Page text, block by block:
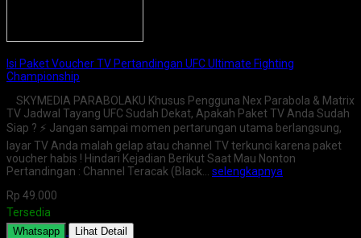
Isi Paket Voucher TV Pertandingan UFC Ultimate Fighting
Championship
SKYMEDIA PARABOLAKU Khusus Pengguna Nex Parabola & Matrix
TV Jadwal Tayang UFC Sudah Dekat, Apakah Paket TV Anda Sudah
Siap ? ⚡ Jangan sampai momen pertarungan utama berlangsung,
layar TV Anda malah gelap atau channel TV terkunci karena paket
voucher habis ! Hindari Kejadian Berikut Saat Mau Nonton
Pertandingan : Channel Teracak (Black… selengkapnya
Rp 49.000
Tersedia
Whatsapp Lihat Detail